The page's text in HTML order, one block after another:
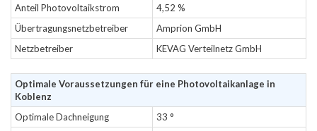
Anteil Photovoltaikstrom
4,52 %
Übertragungsnetzbetreiber
Amprion GmbH
Netzbetreiber
KEVAG Verteilnetz GmbH
Optimale Voraussetzungen für eine Photovoltaikanlage in
Koblenz
Optimale Dachneigung
33 °